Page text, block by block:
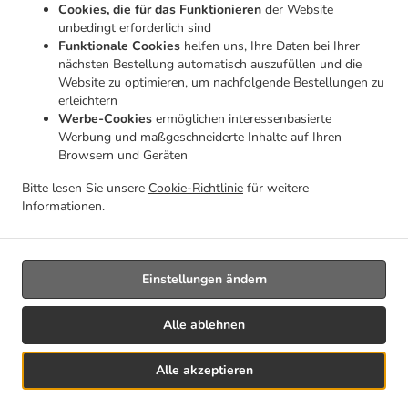
Cookies, die für das Funktionieren der Website
unbedingt erforderlich sind
Funktionale Cookies helfen uns, Ihre Daten bei Ihrer
nächsten Bestellung automatisch auszufüllen und die
Website zu optimieren, um nachfolgende Bestellungen zu
erleichtern
Werbe-Cookies ermöglichen interessenbasierte
Werbung und maßgeschneiderte Inhalte auf Ihren
Browsern und Geräten
Bitte lesen Sie unsere Cookie-Richtlinie für weitere
Informationen.
Alle akzeptieren
Alle ablehnen
Einstellungen ändern
Italienisches Essen Lieferservice Mecher (Clervaux) .
Italienisches Essen Lieferservice Weicherdingen . Italienisches Essen Lieferservice
Italienisches Essen Lieferservice Huldingen . Italienisches Essen Lieferservice
Knaphoscheid . Italienisches Essen Lieferservice Burg-Reuland Reuland . Italienisches
Italienisches Essen Lieferservice Heinerscheid
Italienisches Essen Lieferservice
Wemperhardt
. Italienisches Essen Lieferservice Hupperdange
Lieferservice Troine-Route